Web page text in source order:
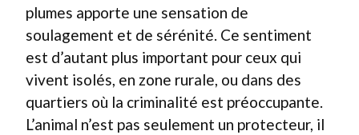
plumes apporte une sensation de
soulagement et de sérénité. Ce sentiment
est d’autant plus important pour ceux qui
vivent isolés, en zone rurale, ou dans des
quartiers où la criminalité est préoccupante.
L’animal n’est pas seulement un protecteur, il